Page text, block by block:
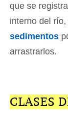
que se
interno del
sedimentos
arrastrarlos.
CLASES